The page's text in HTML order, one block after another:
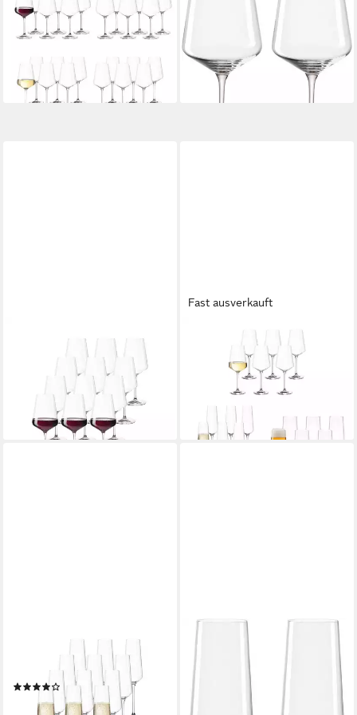
und Weißweingläser 24er Set,
24-tlg., Glas
lieferbar - in 2-3 Werktagen bei dir
goldfarben, 2-tlg., Kristallglas,
2er Set, 560ml
lieferbar - in 2-3 Werktagen bei dir
Rotweinglas Puccini
Rotweingläser 750 ml 12er
Set, 12-tlg., Glas
lieferbar - in 2-3 Werktagen bei dir
Fast ausverkauft
Gläser-Set Puccini Wein Bier
Sekt Gläserset 18er Set, 18-
116,45 €
lieferbar - in 2-3 Werktagen bei dir
Sektglas Puccini Sektgläser
280 ml 12er Set, 12-tlg., Glas
81,95 €
LEONARDO
Sektglas PUCCINI, goldfarben,
2-tlg., Kristallglas, 2er Set,